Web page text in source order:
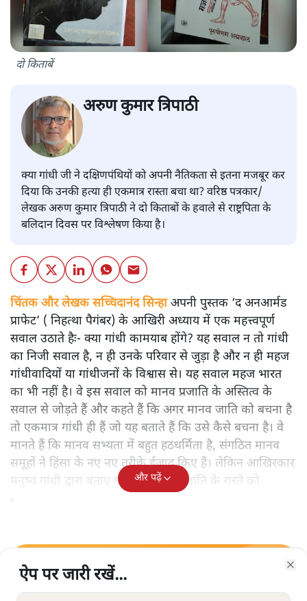
दो किताबें
अरुण कुमार त्रिपाठी
क्या गांधी जी ने दक्षिणपंथियों को अपनी नैतिकता से इतना मजबूर कर
दिया कि उनकी हत्या ही एकमात्र रास्ता बचा था? वरिष्ठ पत्रकार/
लेखक अरुण कुमार त्रिपाठी ने दो किताबों के हवाले से राष्ट्रपिता के
बलिदान दिवस पर विश्लेषण किया है।
चिंतक और लेखक सच्चिदानंद सिन्हाअपनी पुस्तक ‘द अनआर्मड
प्राफेट’ ( निहत्था पैगंबर) के आखिरी अध्याय में एक महत्त्वपूर्ण
सवाल उठाते हैः- क्या गांधी कामयाब होंगे? यह सवाल न तो गांधी
का निजी सवाल है, न ही उनके परिवार से जुड़ा है और न ही महज
गांधीवादियों या गांधीजनों के विश्वास से। यह सवाल महज भारत
का भी नहीं है। वे इस सवाल को मानव प्रजाति के अस्तित्व के
सवाल से जोड़ते हैं और कहते हैं कि अगर मानव जाति को बचना है
तो एकमात्र गांधी ही हैं जो यह बताते हैं कि उसे कैसे बचना है। वे
मानते हैं कि मानव सभ्यता में बहुत हठधर्मिता है, संगठित मानव
समूहों ने हिंसा के नए नए तरीके ईजाद किए हैं। लेकिन आखिरकार
मनुष्य गांधी द्वारा बताए गए अहिंसा और शांति के रास्ते को
अपनाएगा।
और पढ़ें
सत्य हिन्दी ऐपडाउनलोड
ऐप पर जारी रखें...
ऐप पर जारी रखें...
ऐप पर जारी रखें...
ऐप पर जारी रखें...
ऐप पर जारी रखें...
ऐप पर जारी रखें...
ऐप पर जारी रखें...